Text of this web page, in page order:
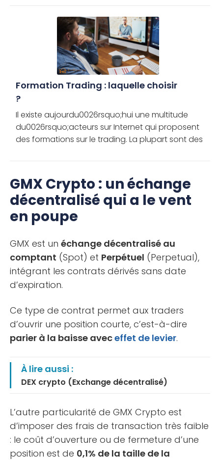
Formation Trading : laquelle choisir
?
Il existe aujourdu0026rsquo;hui une multitude
du0026rsquo;acteurs sur Internet qui proposent
des formations sur le trading. La plupart sont des
GMX Crypto : un échange
décentralisé qui a le vent
en poupe
GMX est un échange décentralisé au
comptant (Spot) et Perpétuel (Perpetual),
intégrant les contrats dérivés sans date
d’expiration.
Ce type de contrat permet aux traders
d’ouvrir une position courte, c’est-à-dire
parier à la baisse aveceffet de levier.
À lire aussi :
DEX crypto (Exchange décentralisé)
L’autre particularité de GMX Crypto est
d’imposer des frais de transaction très faible
: le coût d’ouverture ou de fermeture d’une
position est de 0,1% de la taille de la